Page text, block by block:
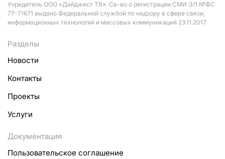
Учредитель ООО «Дайджест ТВ». Св-во о регистрации СМИ ЭЛ №ФС
77-71671 выдано Федеральной службой по надзору в сфере связи,
информационных технологий и массовых коммуникаций 23.11.2017
Разделы
Новости
Контакты
Проекты
Услуги
Документация
Пользовательское соглашение